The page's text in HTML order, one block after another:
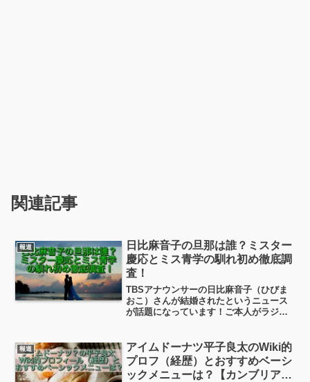
関連記事
報道
日比麻音子の旦那は誰？ミスター
慶応とミス青学の馴れ初め徹底調
査！
TBSアナウンサーの日比麻音子（ひびま
おこ）さんが結婚されたというニュース
が話題になっています！ご本人がラジオ
が続出しています。今日は、日比麻音子
さんの旦那（夫）はどんな人？馴れ初め
は？について見ていこうと思います！
報道
アイムドーナツ平子良太のWiki的
プロフ（経歴）とおすすめベーシ
ックメニューは？【カンブリア宮